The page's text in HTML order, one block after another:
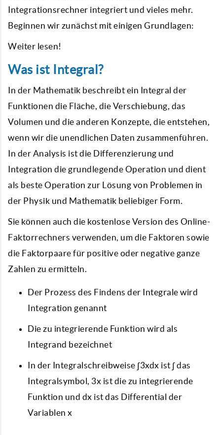
Integrationsrechner integriert und vieles mehr.
Beginnen wir zunächst mit einigen Grundlagen:
Weiter lesen!
Was ist Integral?
In der Mathematik beschreibt ein Integral der
Funktionen die Fläche, die Verschiebung, das
Volumen und die anderen Konzepte, die entstehen,
wenn wir die unendlichen Daten zusammenführen.
In der Analysis ist die Differenzierung und
Integration die grundlegende Operation und dient
als beste Operation zur Lösung von Problemen in
der Physik und Mathematik beliebiger Form.
Sie können auch die kostenlose Version des Online-
Faktorrechners verwenden, um die Faktoren sowie
die Faktorpaare für positive oder negative ganze
Zahlen zu ermitteln.
Der Prozess des Findens der Integrale wird
Integration genannt
Die zu integrierende Funktion wird als
Integrand bezeichnet
In der Integralschreibweise ∫3xdx ist ∫ das
Integralsymbol, 3x ist die zu integrierende
Funktion und dx ist das Differential der
Variablen x